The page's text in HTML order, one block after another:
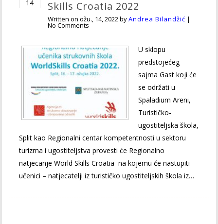
14 Skills Croatia 2022
Written onožu., 14, 2022byAndrea Bilandžić |
No Comments
U sklopu
predstojećeg
sajma Gast koji će
se održati u
Spaladium Areni,
Turističko-
ugostiteljska škola,
Split kao Regionalni centar kompetentnosti u sektoru
turizma i ugostiteljstva provesti će Regionalno
natjecanje World Skills Croatia na kojemu će nastupiti
učenici – natjecatelji iz turističko ugostiteljskih škola iz…